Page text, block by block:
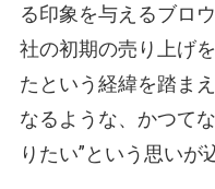
る印象を与えるブロ
社の初期の売り上げ
たという経緯を踏ま
なるような、かつて
りたい”という思いが